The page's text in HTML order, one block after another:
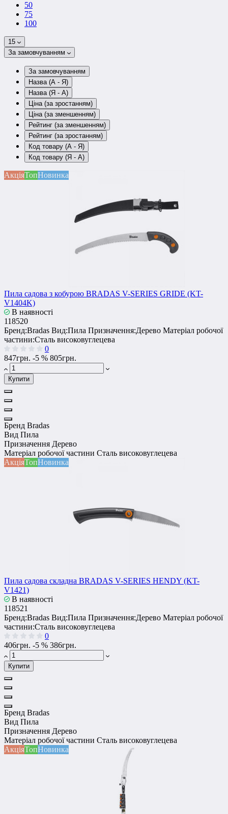
50
75
100
15
За замовчуванням
За замовчуванням
Назва (А - Я)
Назва (Я - А)
Ціна (за зростанням)
Ціна (за зменшенням)
Рейтинг (за зменшенням)
Рейтинг (за зростанням)
Код товару (А - Я)
Код товару (Я - А)
АкціяТопНовинка
Пила садова з кобурою BRADAS V-SERIES GRIDE (KT-
V1404K)
В наявності
118520
Бренд:Bradas Вид:Пила Призначення:Дерево Матеріал робочої
частини:Сталь високовуглецева
0
847грн. -5 % 805грн.
Купити
Бренд Bradas
Вид Пила
Призначення Дерево
Матеріал робочої частини Сталь високовуглецева
АкціяТопНовинка
Пила садова складна BRADAS V-SERIES HENDY (KT-
V1421)
В наявності
118521
Бренд:Bradas Вид:Пила Призначення:Дерево Матеріал робочої
частини:Сталь високовуглецева
0
406грн. -5 % 386грн.
Купити
Бренд Bradas
Вид Пила
Призначення Дерево
Матеріал робочої частини Сталь високовуглецева
АкціяТопНовинка